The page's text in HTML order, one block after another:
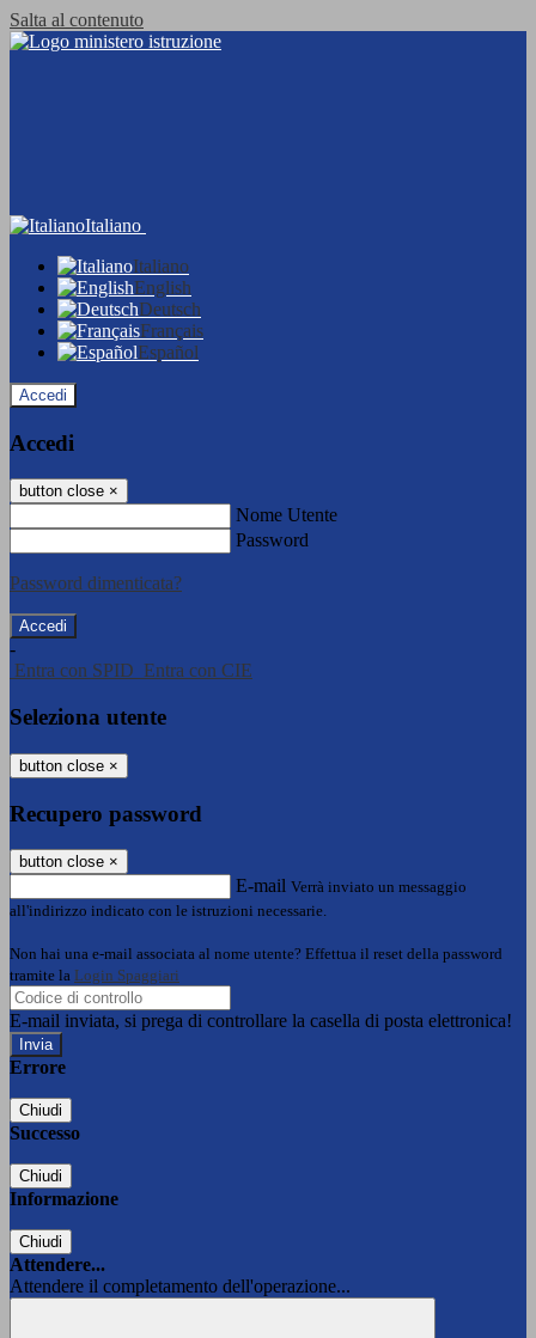
Salta al contenuto
Italiano
Italiano
English
Deutsch
Français
Español
Accedi
Accedi
button close ×
Nome Utente
Password
Password dimenticata?
-
Entra con SPID Entra con CIE
Seleziona utente
button close ×
Recupero password
button close ×
E-mail Verrà inviato un messaggio
all'indirizzo indicato con le istruzioni necessarie.
Non hai una e-mail associata al nome utente? Effettua il reset della password
tramite la Login Spaggiari
E-mail inviata, si prega di controllare la casella di posta elettronica!
Errore
Chiudi
Successo
Chiudi
Informazione
Chiudi
Attendere...
Attendere il completamento dell'operazione...